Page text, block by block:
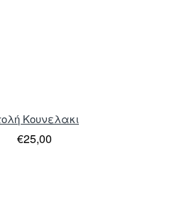
Κουνελακι
€25,00